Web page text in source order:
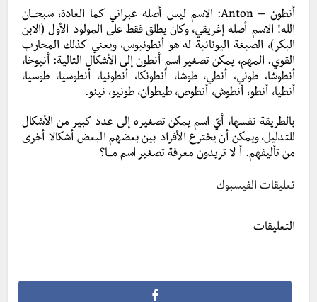
أنطون – Anton: الاسم ليس أصله عبراني كما العادة، سبحـــان
الله! الاسم أصله إغريقي، وكان يطلق فقط على المولود الأول (الابن
البكر)، الصيغة اليونانية له هو أنطونيوس، ويعني كذلك المحارب
القوي. المهم، يمكن تصغير اسم أنطون إلى الأشكال التالية: أنيوخا،
أنطوشا، طوني، أنطي، طوشا، أنطونكا، أنطونيا، أنطوسيا، طوسيا،
أنطيا، أنطو، أنطوش، أنطوص، طيطوان، طونيو، نينو.
بالطريقة نفسها، أيّ اسم يمكن تصغيره إلى عدد كبير من الأشكال
للتدليل، ويمكن أن يخترع الأفراد بين بعضهم البعض أشكالا أخرى
من تأليفهم. أ لا تريدون معرفة تصغير اسم مـــا؟
تعليقات الفيسبوك
التعليقات